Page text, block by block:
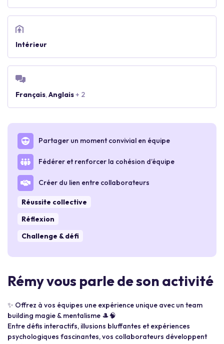
Intérieur
Français,Anglais+ 2
Partager un moment convivial en équipe
Fédérer et renforcer la cohésion d’équipe
Créer du lien entre collaborateurs
Réussite collective
Réflexion
Challenge & défi
Rémy vous parle de son activité
✨ Offrez à vos équipes une expérience unique avec un team
building magie & mentalisme 🎩🧠
Entre défis interactifs, illusions bluffantes et expériences
psychologiques fascinantes, vos collaborateurs développent